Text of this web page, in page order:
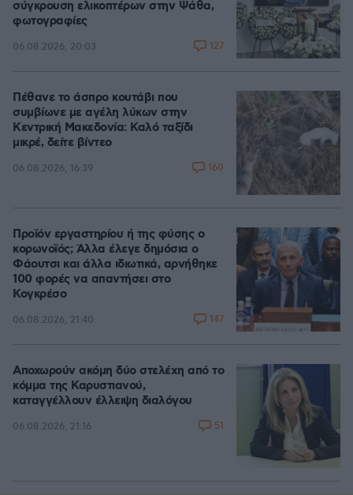
σύγκρουση ελικοπτέρων στην Ψάθα,
φωτογραφίες
06.08.2026, 20:03 127
Πέθανε το άσπρο κουτάβι που
συμβίωνε με αγέλη λύκων στην
Κεντρική Μακεδονία: Καλό ταξίδι
μικρέ, δείτε βίντεο
06.08.2026, 16:39 160
Προϊόν εργαστηρίου ή της φύσης ο
κορωνοϊός; Άλλα έλεγε δημόσια ο
Φάουτσι και άλλα ιδιωτικά, αρνήθηκε
100 φορές να απαντήσει στο
Κογκρέσο
06.08.2026, 21:40 147
Αποχωρούν ακόμη δύο στελέχη από το
κόμμα της Καρυστιανού,
καταγγέλλουν έλλειψη διαλόγου
06.08.2026, 21:16 51